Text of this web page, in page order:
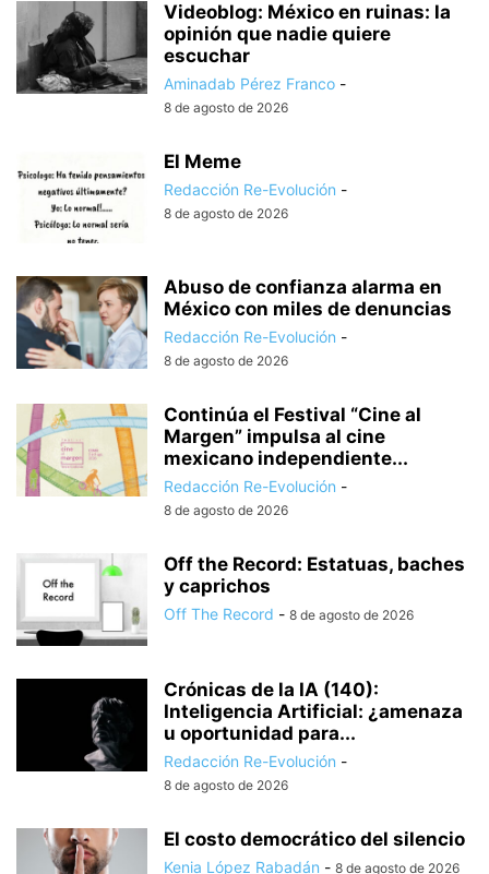
Videoblog: México en ruinas: la
opinión que nadie quiere
escuchar
Aminadab Pérez Franco -
8 de agosto de 2026
El Meme
Redacción Re-Evolución -
8 de agosto de 2026
Abuso de confianza alarma en
México con miles de denuncias
Redacción Re-Evolución -
8 de agosto de 2026
Continúa el Festival “Cine al
Margen” impulsa al cine
mexicano independiente...
Redacción Re-Evolución -
8 de agosto de 2026
Off the Record: Estatuas, baches
y caprichos
Off The Record - 8 de agosto de 2026
Crónicas de la IA (140):
Inteligencia Artificial: ¿amenaza
u oportunidad para...
Redacción Re-Evolución -
8 de agosto de 2026
El costo democrático del silencio
Kenia López Rabadán - 8 de agosto de 2026